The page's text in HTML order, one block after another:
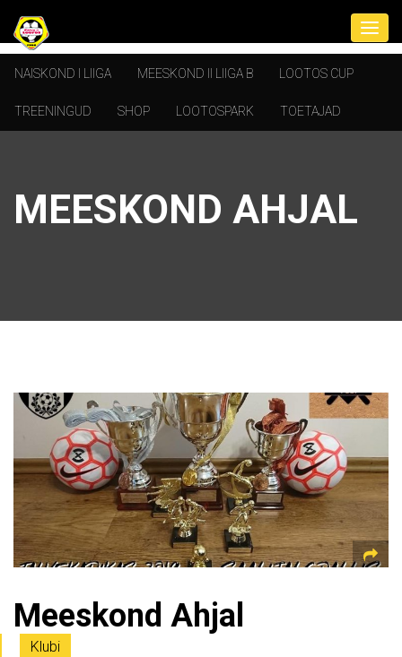
NAISKOND I LIIGA MEESKOND II LIIGA B LOOTOS CUP
TREENINGUD SHOP LOOTOSPARK TOETAJAD
MEESKOND AHJAL
Meeskond Ahjal
Klubi